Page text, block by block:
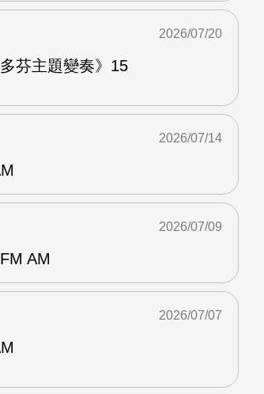
芬主題變奏》15
2026/07/20
2026/07/14
AM
2026/07/09
2026/07/07